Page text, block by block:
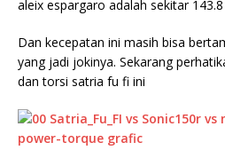
aleix espargaro adalah sekitar
Dan kecepatan ini masih bisa
yang jadi jokinya. Sekarang
dan torsi satria fu fi ini